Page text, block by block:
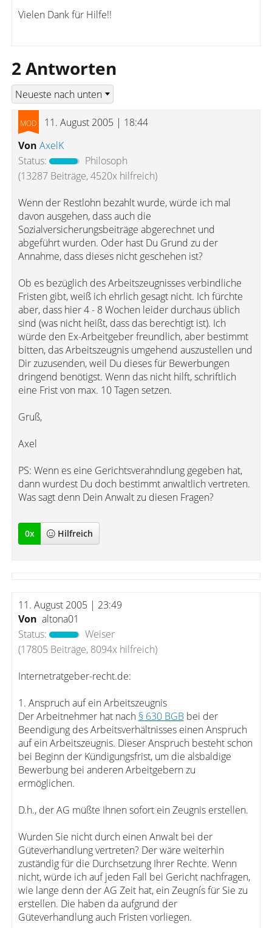
Vielen Dank für Hilfe!!
2 Antworten
11. August 2005 | 18:44
Von AxelK
Status:
Philosoph
(13287 Beiträge, 4520x hilfreich)
Wenn der Restlohn bezahlt wurde, würde ich mal
davon ausgehen, dass auch die
Sozialversicherungsbeiträge abgerechnet und
abgeführt wurden. Oder hast Du Grund zu der
Annahme, dass dieses nicht geschehen ist?
Ob es bezüglich des Arbeitszeugnisses verbindliche
Fristen gibt, weiß ich ehrlich gesagt nicht. Ich fürchte
aber, dass hier 4 - 8 Wochen leider durchaus üblich
sind (was nicht heißt, dass das berechtigt ist). Ich
würde den Ex-Arbeitgeber freundlich, aber bestimmt
bitten, das Arbeitszeugnis umgehend auszustellen und
Dir zuzusenden, weil Du dieses für Bewerbungen
dringend benötigst. Wenn das nicht hilft, schriftlich
eine Frist von max. 10 Tagen setzen.
Gruß,
Axel
PS: Wenn es eine Gerichtsverahndlung gegeben hat,
dann wurdest Du doch bestimmt anwaltlich vertreten.
Was sagt denn Dein Anwalt zu diesen Fragen?
0x Hilfreich
11. August 2005 | 23:49
Von altona01
Status:
Weiser
(17805 Beiträge, 8094x hilfreich)
Internetratgeber-recht.de:
1. Anspruch auf ein Arbeitszeugnis
Der Arbeitnehmer hat nach § 630 BGBbei der
Beendigung des Arbeitsverhältnisses einen Anspruch
auf ein Arbeitszeugnis. Dieser Anspruch besteht schon
bei Beginn der Kündigungsfrist, um die alsbaldige
Bewerbung bei anderen Arbeitgebern zu
ermöglichen.
D.h., der AG müßte Ihnen sofort ein Zeugnis erstellen.
Wurden Sie nicht durch einen Anwalt bei der
Güteverhandlung vertreten? Der wäre weiterhin
zuständig für die Durchsetzung Ihrer Rechte. Wenn
nicht, würde ich auf jeden Fall bei Gericht nachfragen,
wie lange denn der AG Zeit hat, ein Zeugnís für Sie zu
erstellen. Die haben da aufgrund der
Güteverhandlung auch Fristen vorliegen.